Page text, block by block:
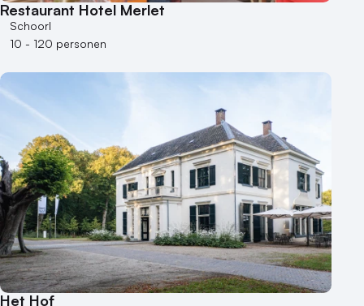
Restaurant Hotel Merlet
Schoorl
10 - 120 personen
Het Hof